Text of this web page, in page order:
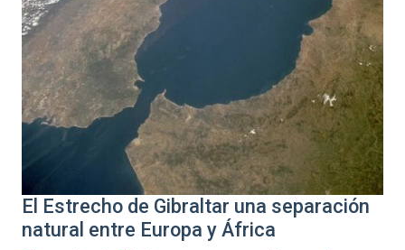
El Estrecho de Gibraltar una separación
natural entre Europa y África